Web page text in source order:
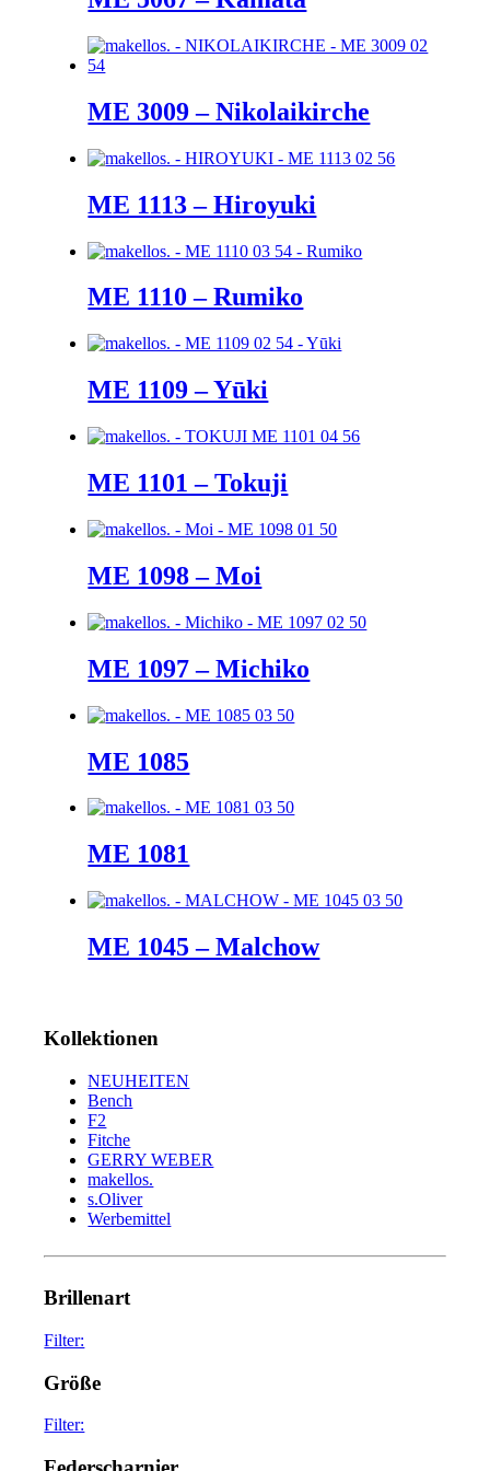
ME 3009 – Nikolaikirche
ME 1113 – Hiroyuki
ME 1110 – Rumiko
ME 1109 – Yūki
ME 1101 – Tokuji
ME 1098 – Moi
ME 1097 – Michiko
ME 1085
ME 1081
ME 1045 – Malchow
Kollektionen
NEUHEITEN
Bench
F2
Fitche
GERRY WEBER
makellos.
s.Oliver
Werbemittel
Brillenart
Filter:
sunglasses
Größe
Filter:
2